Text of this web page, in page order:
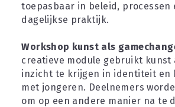
toepasbaar in beleid, processen
dagelijkse praktijk.
Workshop kunst als
creatieve module gebruikt kunst
inzicht te krijgen in identiteit en
met jongeren. Deelnemers
om op een andere manier na te